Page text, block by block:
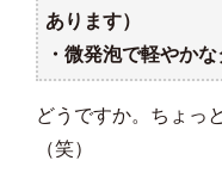
あります）
・微発泡で軽やか
どうですか。ちょっ
（笑）